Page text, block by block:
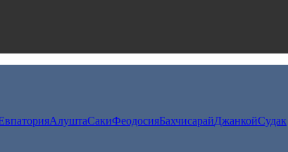
АлуштаСакиФеодосияБахчисарайДжанкойСудак